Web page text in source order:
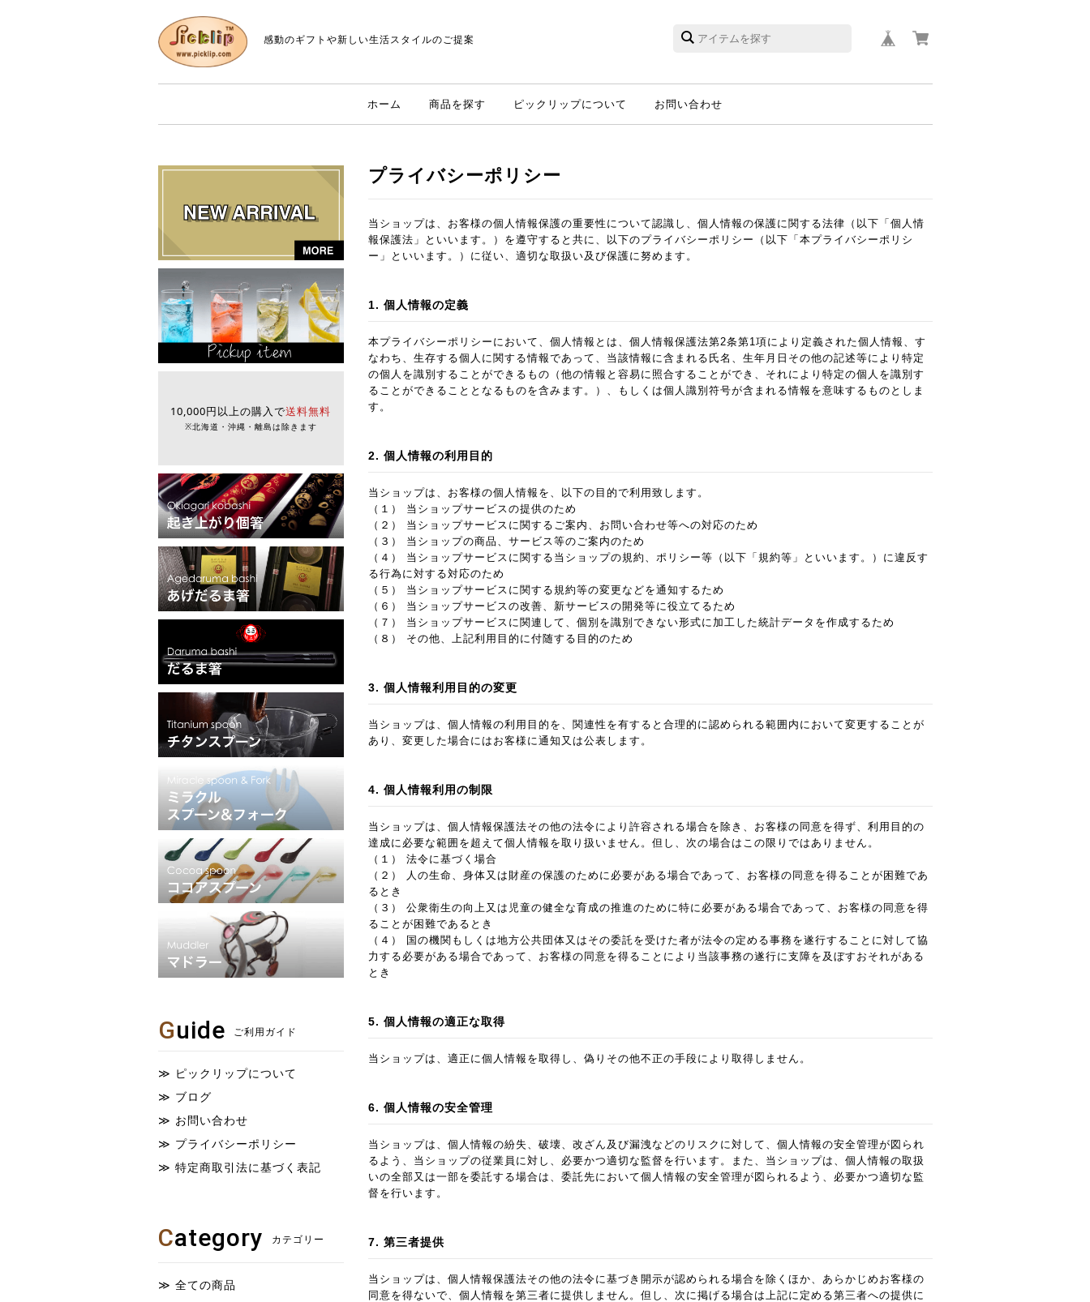
感動のギフトや新しい生活スタイルのご提案
ホーム 商品を探す ピックリップについて お問い合わせ
10,000円以上の購入で送料無料
※北海道・沖縄・離島は除きます
Guide ご利用ガイド
ピックリップについて
ブログ
お問い合わせ
プライバシーポリシー
特定商取引法に基づく表記
Category カテゴリー
全ての商品
プライバシーポリシー
当ショップは、お客様の個人情報保護の重要性について認識し、個人情報の保護に関する法律（以下「個人情
報保護法」といいます。）を遵守すると共に、以下のプライバシーポリシー（以下「本プライバシーポリシ
ー」といいます。）に従い、適切な取扱い及び保護に努めます。
1. 個人情報の定義
本プライバシーポリシーにおいて、個人情報とは、個人情報保護法第2条第1項により定義された個人情報、す
なわち、生存する個人に関する情報であって、当該情報に含まれる氏名、生年月日その他の記述等により特定
の個人を識別することができるもの（他の情報と容易に照合することができ、それにより特定の個人を識別す
ることができることとなるものを含みます。）、もしくは個人識別符号が含まれる情報を意味するものとしま
す。
2. 個人情報の利用目的
当ショップは、お客様の個人情報を、以下の目的で利用致します。
（１） 当ショップサービスの提供のため
（２） 当ショップサービスに関するご案内、お問い合わせ等への対応のため
（３） 当ショップの商品、サービス等のご案内のため
（４） 当ショップサービスに関する当ショップの規約、ポリシー等（以下「規約等」といいます。）に違反す
る行為に対する対応のため
（５） 当ショップサービスに関する規約等の変更などを通知するため
（６） 当ショップサービスの改善、新サービスの開発等に役立てるため
（７） 当ショップサービスに関連して、個別を識別できない形式に加工した統計データを作成するため
（８） その他、上記利用目的に付随する目的のため
3. 個人情報利用目的の変更
当ショップは、個人情報の利用目的を、関連性を有すると合理的に認められる範囲内において変更することが
あり、変更した場合にはお客様に通知又は公表します。
4. 個人情報利用の制限
当ショップは、個人情報保護法その他の法令により許容される場合を除き、お客様の同意を得ず、利用目的の
達成に必要な範囲を超えて個人情報を取り扱いません。但し、次の場合はこの限りではありません。
（１） 法令に基づく場合
（２） 人の生命、身体又は財産の保護のために必要がある場合であって、お客様の同意を得ることが困難であ
るとき
（３） 公衆衛生の向上又は児童の健全な育成の推進のために特に必要がある場合であって、お客様の同意を得
ることが困難であるとき
（４） 国の機関もしくは地方公共団体又はその委託を受けた者が法令の定める事務を遂行することに対して協
力する必要がある場合であって、お客様の同意を得ることにより当該事務の遂行に支障を及ぼすおそれがある
とき
5. 個人情報の適正な取得
当ショップは、適正に個人情報を取得し、偽りその他不正の手段により取得しません。
6. 個人情報の安全管理
当ショップは、個人情報の紛失、破壊、改ざん及び漏洩などのリスクに対して、個人情報の安全管理が図られ
るよう、当ショップの従業員に対し、必要かつ適切な監督を行います。また、当ショップは、個人情報の取扱
いの全部又は一部を委託する場合は、委託先において個人情報の安全管理が図られるよう、必要かつ適切な監
督を行います。
7. 第三者提供
当ショップは、個人情報保護法その他の法令に基づき開示が認められる場合を除くほか、あらかじめお客様の
同意を得ないで、個人情報を第三者に提供しません。但し、次に掲げる場合は上記に定める第三者への提供に